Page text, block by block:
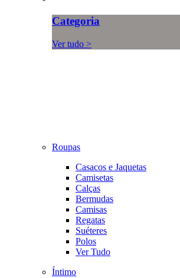
Categoria
Ver tudo >
Roupas
Casacos e Jaquetas
Camisetas
Calças
Bermudas
Camisas
Regatas
Suéteres
Polos
Ver Tudo
Íntimo